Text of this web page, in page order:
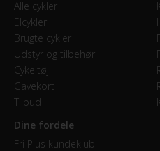
Forbremse
Mekanisk skivebremse
GEAR
Bagskifter
Shimano RD-T610-SGS 10
Alle cykler
Elcykler
Brugte cykler
Udstyr og tilbehør
Cykeltøj
Gavekort
Tilbud
Dine fordele
Fri Plus kundeklub